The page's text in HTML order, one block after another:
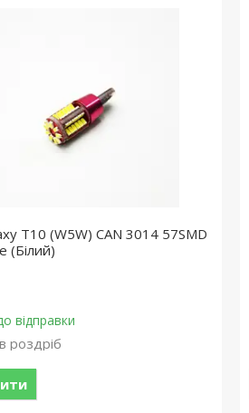
T10 (W5W) CAN 3014 57SMD
(Білий)
відправки
роздріб